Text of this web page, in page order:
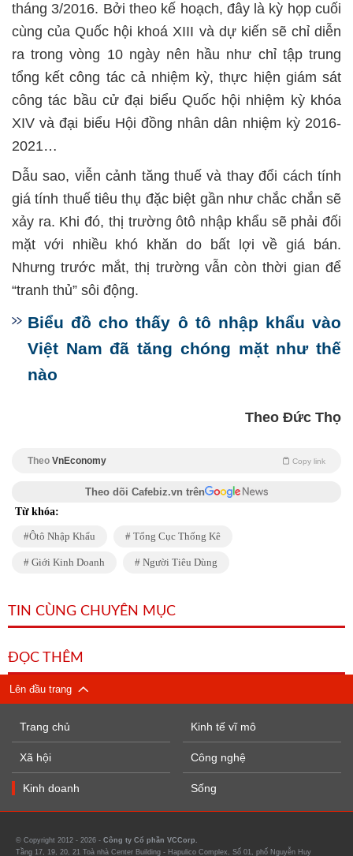
tháng 3/2016. Bởi theo kế hoạch, đây là kỳ họp cuối
cùng của Quốc hội khoá XIII và dự kiến sẽ chỉ diễn
ra trong vòng 10 ngày nên hầu như chỉ tập trung
tổng kết công tác cả nhiệm kỳ, thực hiện giám sát
công tác bầu cử đại biểu Quốc hội nhiệm kỳ khóa
XIV và đại biểu Hội đồng nhân dân nhiệm kỳ 2016-
2021…
Dẫu sao, viễn cảnh tăng thuế và thay đổi cách tính
giá tính thuế tiêu thụ đặc biệt gần như chắc chắn sẽ
xảy ra. Khi đó, thị trường ôtô nhập khẩu sẽ phải đối
mặt với nhiều khó khăn do bất lợi về giá bán.
Nhưng trước mắt, thị trường vẫn còn thời gian để
“tranh thủ” sôi động.
Biểu đồ cho thấy ô tô nhập khẩu vào
Việt Nam đã tăng chóng mặt như thế
nào
Theo Đức Thọ
Theo VnEconomy Copy link
Theo dõi Cafebiz.vn trên
Từ khóa:
Ôtô Nhập Khẩu Tổng Cục Thống Kê
Giới Kinh Doanh Người Tiêu Dùng
TIN CÙNG CHUYÊN MỤC
ĐỌC THÊM
Lên đầu trang
Trang chủ
Xã hội
Kinh doanh
Kinh tế vĩ mô
Công nghệ
Sống
© Copyright 2012 - 2026 - Công ty Cổ phần VCCorp.
Tầng 17, 19, 20, 21 Toà nhà Center Building - Hapulico Complex, Số 01, phố Nguyễn Huy